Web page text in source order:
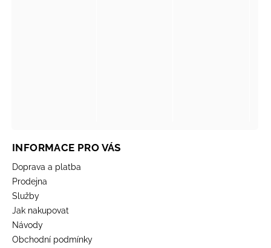
INFORMACE PRO VÁS
Doprava a platba
Prodejna
Služby
Jak nakupovat
Návody
Obchodní podmínky